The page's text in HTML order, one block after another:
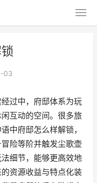
03
过中，府邸体系为玩
互动的空间。很多旅
中府邸怎么样解锁，
险等阶并触发尘歌壶
细节，能够更高效地
资源收益与特点化装